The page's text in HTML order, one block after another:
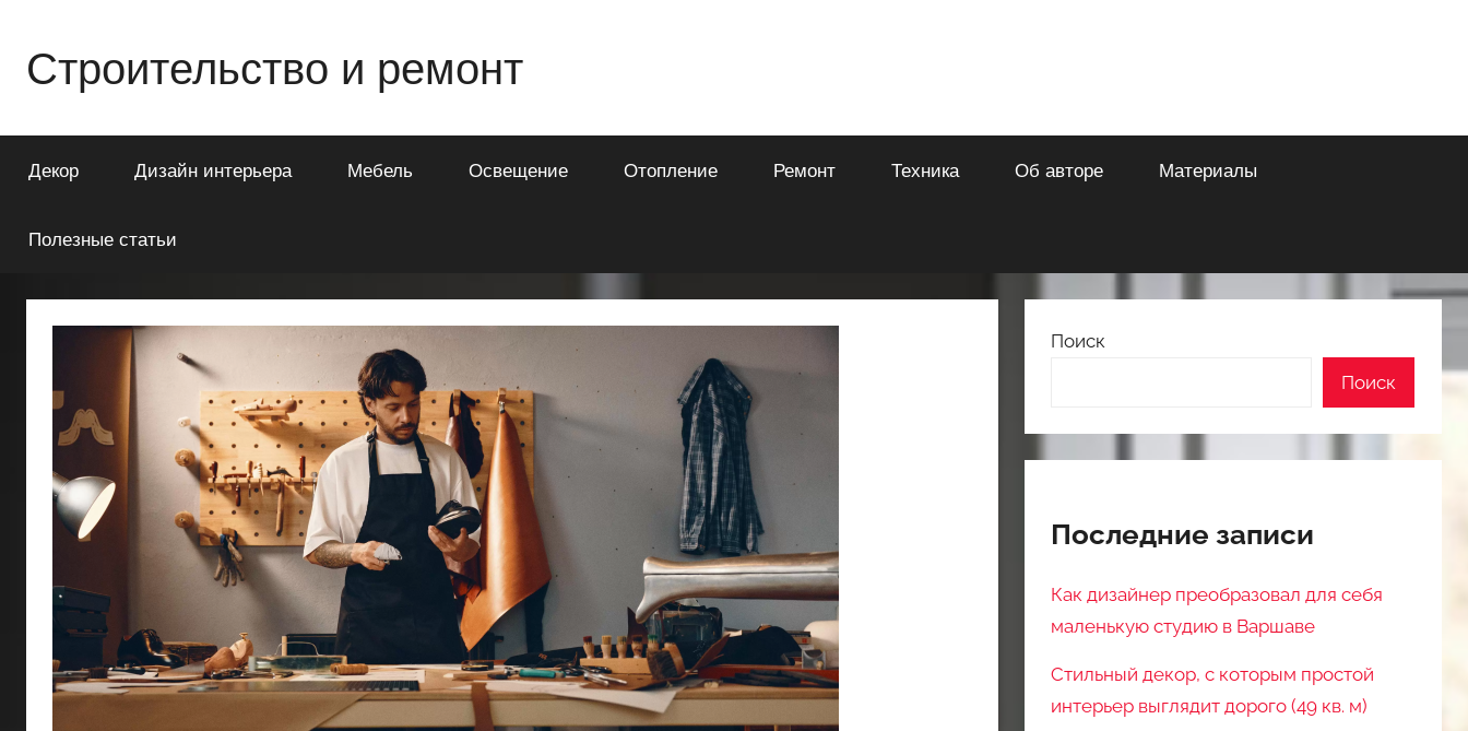
содержимому
Строительство и ремонт
о
строительстве
Декор Дизайн интерьера Мебель Освещение Отопление Ремонт Техника Об авторе Материалы
Полезные статьи
Поиск
Поиск
Последние записи
Как дизайнер преобразовал для себя
маленькую студию в Варшаве
Стильный декор, с которым простой
интерьер выглядит дорого (49 кв. м)